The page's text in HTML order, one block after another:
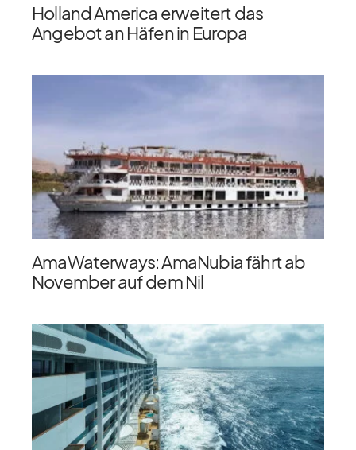
Holland America erweitert das
Angebot an Häfen in Europa
AmaWaterways: AmaNubia fährt ab
November auf dem Nil